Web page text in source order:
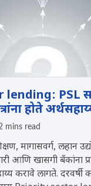
PSL
होते
mins read
मागासवर्ग, लहान
आणि खासगी बँकांना
करावे लागते. दरवर्षी